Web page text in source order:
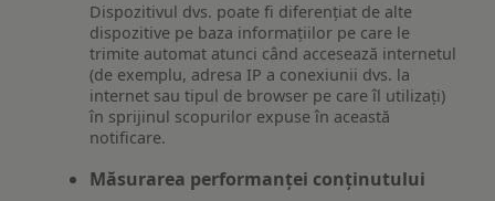
Dispozitivul dvs. poate fi diferențiat de alte
dispozitive pe baza informațiilor pe care le
trimite automat atunci când accesează internetul
(de exemplu, adresa IP a conexiunii dvs. la
internet sau tipul de browser pe care îl utilizați)
în sprijinul scopurilor expuse în această
notificare.
Măsurarea performanței conținutului